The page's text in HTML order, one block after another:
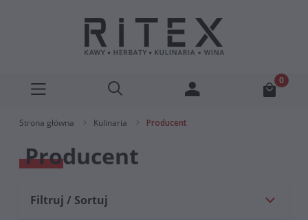
Strona główna Kulinaria Producent
Producent
Filtruj / Sortuj